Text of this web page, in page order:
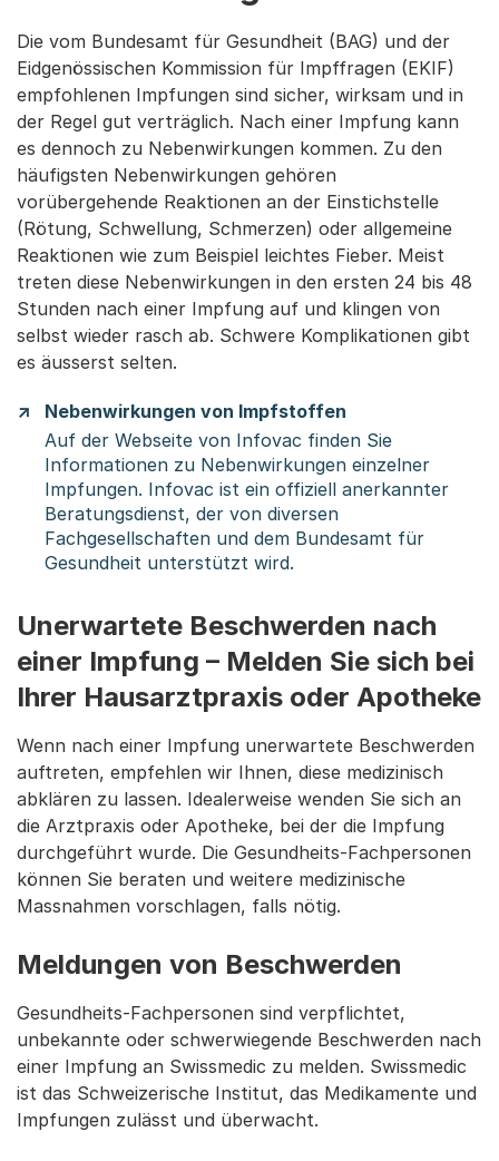
Die vom Bundesamt für Gesundheit (BAG) und der
Eidgenössischen Kommission für Impffragen (EKIF)
empfohlenen Impfungen sind sicher, wirksam und in
der Regel gut verträglich. Nach einer Impfung kann
es dennoch zu Nebenwirkungen kommen. Zu den
häufigsten Nebenwirkungen gehören
vorübergehende Reaktionen an der Einstichstelle
(Rötung, Schwellung, Schmerzen) oder allgemeine
Reaktionen wie zum Beispiel leichtes Fieber. Meist
treten diese Nebenwirkungen in den ersten 24 bis 48
Stunden nach einer Impfung auf und klingen von
selbst wieder rasch ab. Schwere Komplikationen gibt
es äusserst selten.
Nebenwirkungen von Impfstoffen
Auf der Webseite von Infovac finden Sie
Informationen zu Nebenwirkungen einzelner
Impfungen. Infovac ist ein offiziell anerkannter
Beratungsdienst, der von diversen
Fachgesellschaften und dem Bundesamt für
Gesundheit unterstützt wird.
Unerwartete Beschwerden nach
einer Impfung – Melden Sie sich bei
Ihrer Hausarztpraxis oder Apotheke
Wenn nach einer Impfung unerwartete Beschwerden
auftreten, empfehlen wir Ihnen, diese medizinisch
abklären zu lassen. Idealerweise wenden Sie sich an
die Arztpraxis oder Apotheke, bei der die Impfung
durchgeführt wurde. Die Gesundheits-Fachpersonen
können Sie beraten und weitere medizinische
Massnahmen vorschlagen, falls nötig.
Meldungen von Beschwerden
Gesundheits-Fachpersonen sind verpflichtet,
unbekannte oder schwerwiegende Beschwerden nach
einer Impfung an Swissmedic zu melden. Swissmedic
ist das Schweizerische Institut, das Medikamente und
Impfungen zulässt und überwacht.